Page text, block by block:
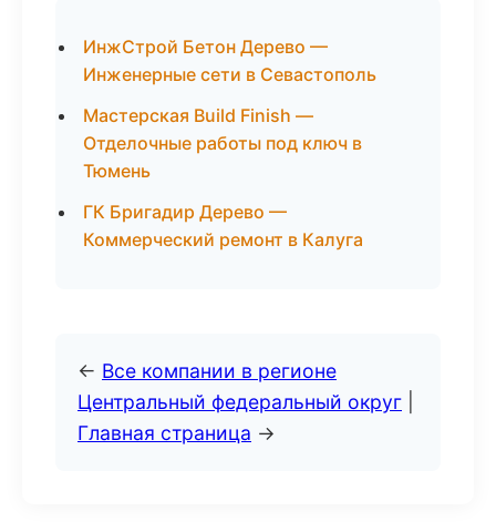
ИнжСтрой Бетон Дерево —
Инженерные сети в Севастополь
Мастерская Build Finish —
Отделочные работы под ключ в
Тюмень
ГК Бригадир Дерево —
Коммерческий ремонт в Калуга
← Все компании в регионе
Центральный федеральный округ
Главная страница →